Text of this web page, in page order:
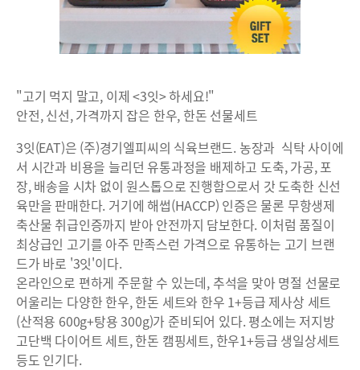
"고기 먹지 말고, 이제 <3잇> 하세요!"
안전, 신선, 가격까지 잡은 한우, 한돈 선물세트
3잇(EAT)은 (주)경기엘피씨의 식육브랜드. 농장과 식탁 사이에
서 시간과 비용을 늘리던 유통과정을 배제하고 도축, 가공, 포
장, 배송을 시차 없이 원스톱으로 진행함으로서 갓 도축한 신선
육만을 판매한다. 거기에 해썹(HACCP) 인증은 물론 무항생제
축산물 취급인증까지 받아 안전까지 담보한다. 이처럼 품질이
최상급인 고기를 아주 만족스런 가격으로 유통하는 고기 브랜
드가 바로 '3잇'이다.
온라인으로 편하게 주문할 수 있는데, 추석을 맞아 명절 선물로
어울리는 다양한 한우, 한돈 세트와 한우 1+등급 제사상 세트
(산적용 600g+탕용 300g)가 준비되어 있다. 평소에는 저지방
고단백 다이어트 세트, 한돈 캠핑세트, 한우1+등급 생일상세트
등도 인기다.